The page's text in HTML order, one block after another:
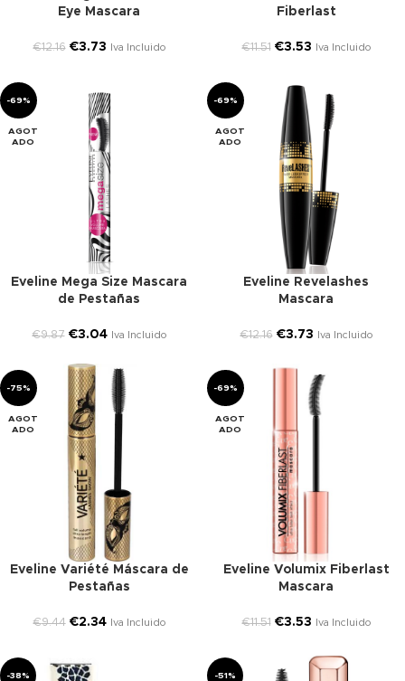
Eye Mascara
€12.16 €3.73 Iva Incluido
Fiberlast
€11.51 €3.53 Iva Incluido
-69%
AGOT
ADO
Eveline Mega Size Mascara
de Pestañas
€9.87 €3.04 Iva Incluido
-69%
AGOT
ADO
Eveline Revelashes
Mascara
€12.16 €3.73 Iva Incluido
-75%
AGOT
ADO
Eveline Variété Máscara de
Pestañas
€9.44 €2.34 Iva Incluido
-69%
AGOT
ADO
Eveline Volumix Fiberlast
Mascara
€11.51 €3.53 Iva Incluido
-38% -51%